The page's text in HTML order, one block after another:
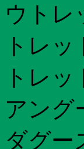
ウトレ
トレ
トレ
アング
ダグー